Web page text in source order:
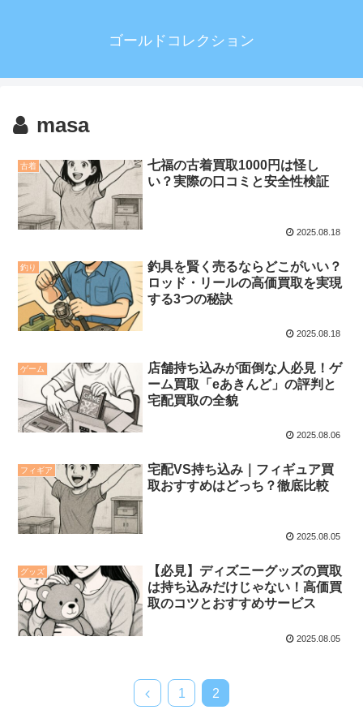
ゴールドコレクション
masa
古着
七福の古着買取1000円は怪し
い？実際の口コミと安全性検証
2025.08.18
釣り
釣具を賢く売るならどこがいい？
ロッド・リールの高価買取を実現
する3つの秘訣
2025.08.18
ゲーム
店舗持ち込みが面倒な人必見！ゲ
ーム買取「eあきんど」の評判と
宅配買取の全貌
2025.08.06
フィギア
宅配VS持ち込み｜フィギュア買
取おすすめはどっち？徹底比較
2025.08.05
グッズ
【必見】ディズニーグッズの買取
は持ち込みだけじゃない！高価買
取のコツとおすすめサービス
2025.08.05
1 2